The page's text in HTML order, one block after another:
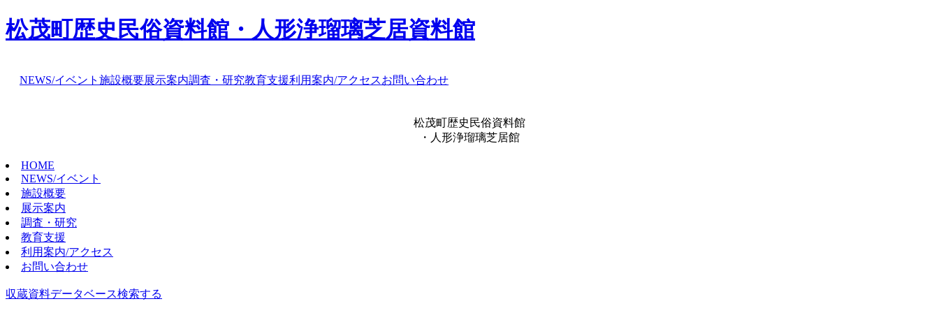
松茂町歴史民俗資料館・人形浄瑠璃芝居資料館
NEWS/イベント 施設概要展示案内調査・研究教育支援利用案内/アクセスお問い合わせ
松茂町歴史民俗資料館
・人形浄瑠璃芝居館
HOME
NEWS/イベント
施設概要
展示案内
調査・研究
教育支援
利用案内/アクセス
お問い合わせ
収蔵資料データベース検索する